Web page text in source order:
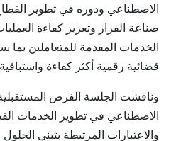
الاصطناعي ودوره في تطوير
صناعة القرار وتعزيز كفاءة
الخدمات المقدمة للمتعاملين بما
قضائية رقمية أكثر كفاءة
وناقشت الجلسة الفرص المستقبلية
الاصطناعي في تطوير الخدمات
والاعتبارات المرتبطة بتبني